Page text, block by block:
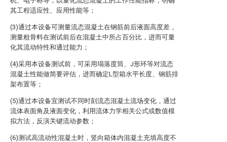
其工程适应性、应用性能等；
(3)通过本设备可测量流态混凝土在钢筋前后液面高度差，
测量粗骨料在测试前后在混凝土中所占百分比，进而可量
化其流动特性和通过能力；
(4)采用本设备测试前，可采用塌落度筒、J形环等对流态
混凝土性能做简要评估，进而确定L型箱水平长度、钢筋排
架布置等；
(5)通过本设备宜测试不同时刻流态混凝土流场变化，通过
流体表面角及液面变化，利用流体力学相关公式或数值模
拟方法，反演关键流动参数；
(6)测试高流动性混凝土时，竖向箱体内混凝土充填高度不